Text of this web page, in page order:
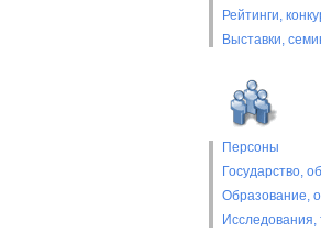
Рейтинги,
Выставки,
Персоны
Государство,
Образование,
Исследования,